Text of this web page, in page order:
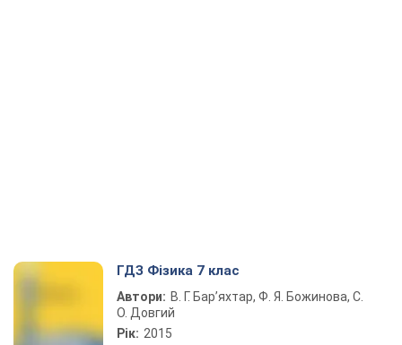
ГДЗ Фізика 7 клас
Автори: В. Г. Бар’яхтар, Ф. Я. Божинова, С.
О. Довгий
Рік: 2015